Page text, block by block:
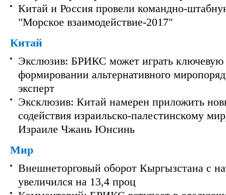
Китай и Россия провели командно-
"Морское взаимодействие-2017"
Китай
Экслюзив: БРИКС может играть ключевую
формировании альтернативного
эксперт
Эксклюзив: Китай намерен приложить
содействия израильско-палестинскому
Израиле Чжань Юнсинь
Мир
Внешнеторговый оборот Кыргызстана с
увеличился на 13,4 проц